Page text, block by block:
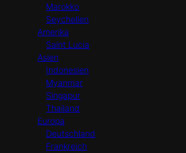
Marokko
Seychellen
Amerika
Saint Lucia
Asien
Indonesien
Myanmar
Singapur
Thailand
Europa
Deutschland
Frankreich